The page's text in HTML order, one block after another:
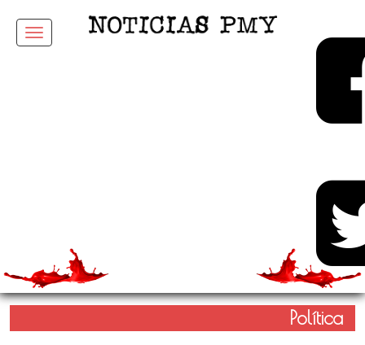
Menu
Política